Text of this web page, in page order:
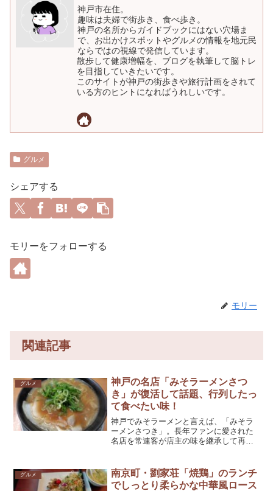
神戸市在住。
趣味は夫婦で街歩き、食べ歩き。
神戸の名所からガイドブックにはない穴場ま
で、お出かけスポットやグルメの情報を地元民
ならではの視線で発信しています。
散歩して健康増幅を、ブログを執筆して脳トレ
を目指していきたいです。
このサイトが神戸の街歩きや旅行計画をされて
いる方のヒントになればうれしいです。
グルメ
シェアする
モリーをフォローする
モリー
関連記事
グルメ
神戸の名店「みそラーメンさつ
き」が復活して話題、行列したっ
て食べたい味！
神戸でみそラーメンと言えば、「みそラ
ーメンさつき」。長年ファンに愛された
名店を常連客が店主の味を継承して再
グルメ
南京町・劉家荘「焼鶏」のランチ
でしっとり柔らかな中華風ロース